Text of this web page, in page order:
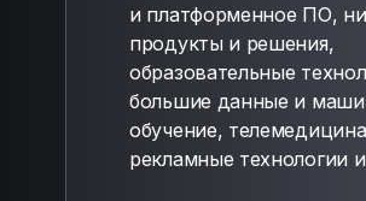
и платформенное ПО,
продукты и решения,
образовательные
большие данные и
обучение,
рекламные технологии